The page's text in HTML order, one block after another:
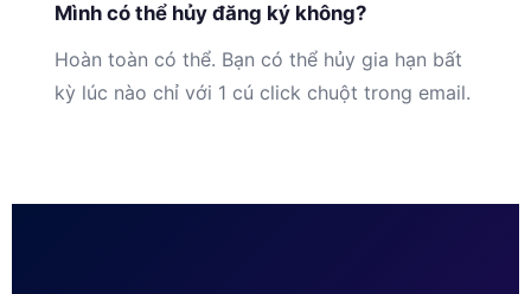
Mình có thể hủy đăng ký không?
Hoàn toàn có thể. Bạn có thể hủy gia hạn bất
kỳ lúc nào chỉ với 1 cú click chuột trong email.